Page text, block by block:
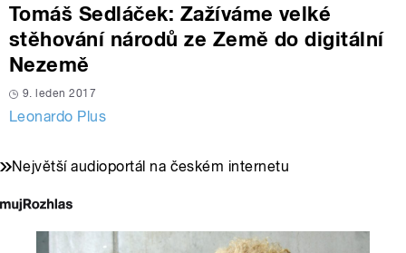
Tomáš Sedláček: Zažíváme velké
stěhování národů ze Země do digitální
Nezemě
9. leden 2017
Leonardo Plus
Největší audioportál na českém internetu